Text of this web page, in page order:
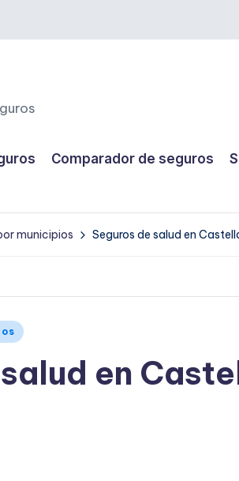
Comparador de seguros
municipios Seguros de salud en
en